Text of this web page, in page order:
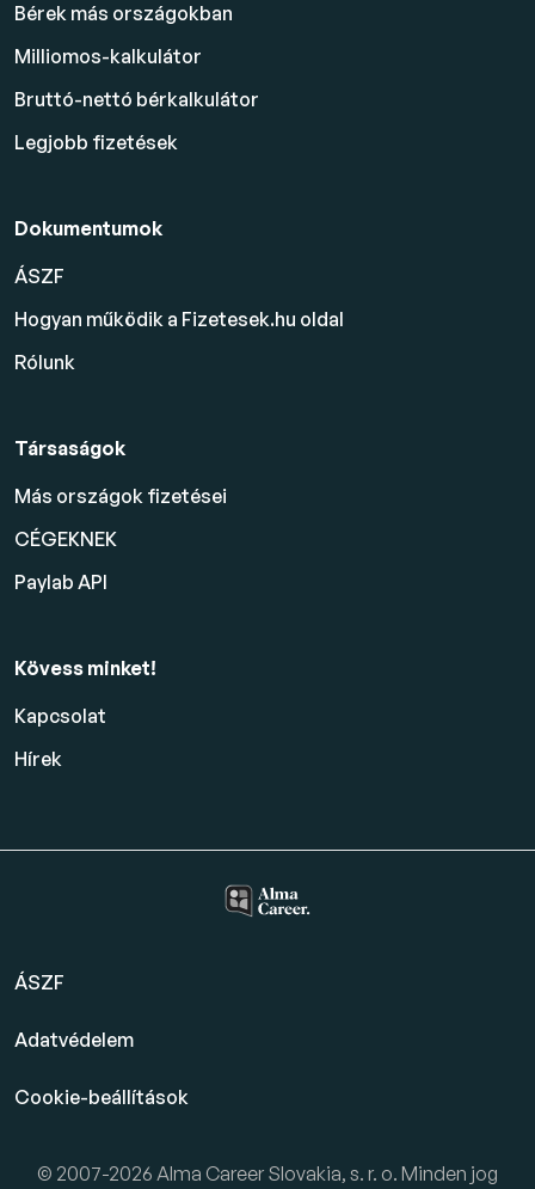
Bérek más országokban
Milliomos-kalkulátor
Bruttó-nettó bérkalkulátor
Legjobb fizetések
Dokumentumok
ÁSZF
Hogyan működik a Fizetesek.hu oldal
Rólunk
Társaságok
Más országok fizetései
CÉGEKNEK
Paylab API
Kövess minket!
Kapcsolat
Hírek
ÁSZF
Adatvédelem
Cookie-beállítások
© 2007-2026 Alma Career Slovakia, s. r. o. Minden jog